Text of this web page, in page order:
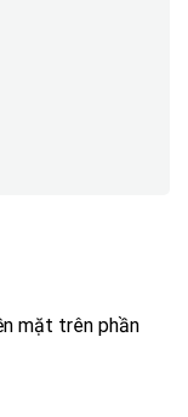
mặt trên phần